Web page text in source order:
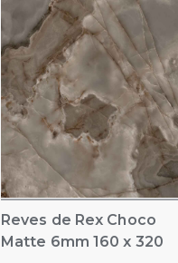
Reves de Rex Choco
Matte 6mm 160 x 320